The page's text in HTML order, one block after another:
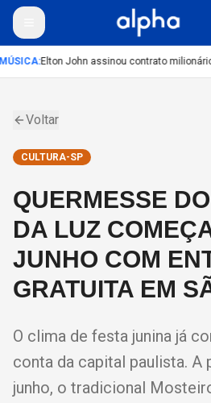
:Elton John assinou contrato
Voltar
CULTURA-SP
QUERMESSE
DA LUZ
JUNHO COM
GRATUITA EM
O clima de festa junina já
conta da capital paulista. A
junho, o tradicional